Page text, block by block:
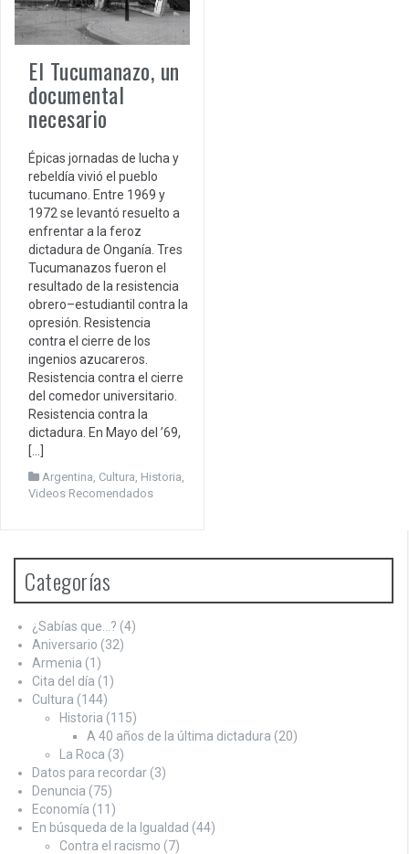
El Tucumanazo, un
documental
necesario
Épicas jornadas de lucha y
rebeldía vivió el pueblo
tucumano. Entre 1969 y
1972 se levantó resuelto a
enfrentar a la feroz
dictadura de Onganía. Tres
Tucumanazos fueron el
resultado de la resistencia
obrero–estudiantil contra la
opresión. Resistencia
contra el cierre de los
ingenios azucareros.
Resistencia contra el cierre
del comedor universitario.
Resistencia contra la
dictadura. En Mayo del ’69,
[…]
Argentina Cultura Historia
Videos Recomendados
Categorías
¿Sabías que…? (4)
Aniversario (32)
Armenia (1)
Cita del día (1)
Cultura (144)
Historia (115)
A 40 años de la última dictadura (20)
La Roca (3)
Datos para recordar (3)
Denuncia (75)
Economía (11)
En búsqueda de la Igualdad (44)
Contra el racismo (7)